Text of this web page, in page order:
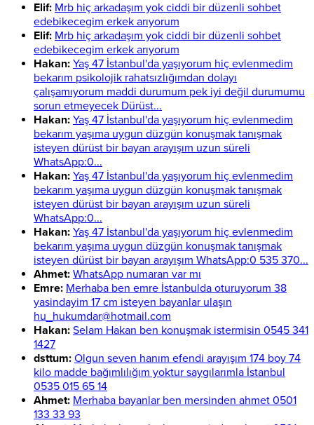
Elif: Mrb hiç arkadaşım yok ciddi bir düzenli sohbet
edebikecegim erkek arıyorum
Elif: Mrb hiç arkadaşım yok ciddi bir düzenli sohbet
edebikecegim erkek arıyorum
Hakan: Yaş 47 İstanbul'da yaşıyorum hiç evlenmedim
bekarım psikolojik rahatsızlığımdan dolayı
çalışamıyorum maddi durumum pek iyi değil durumumu
sorun etmeyecek Dürüst...
Hakan: Yaş 47 İstanbul'da yaşıyorum hiç evlenmedim
bekarım yaşıma uygun düzgün konuşmak tanışmak
isteyen dürüst bir bayan arayışım uzun süreli
WhatsApp:0...
Hakan: Yaş 47 İstanbul'da yaşıyorum hiç evlenmedim
bekarım yaşıma uygun düzgün konuşmak tanışmak
isteyen dürüst bir bayan arayışım uzun süreli
WhatsApp:0...
Hakan: Yaş 47 İstanbul'da yaşıyorum hiç evlenmedim
bekarım yaşıma uygun düzgün konuşmak tanışmak
isteyen dürüst bir bayan arayışım WhatsApp:0 535 370...
Ahmet: WhatsApp numaran var mı
Emre: Merhaba ben emre İstanbulda oturuyorum 38
yasindayim 17 cm isteyen bayanlar ulaşın
hu_hukumdar@hotmail.com
Hakan: Selam Hakan ben konuşmak istermisin 0545 341
1427
dsttum: Olgun seven hanım efendi arayışım 174 boy 74
kilo madde bağımlılığım yoktur saygılarımla İstanbul
0535 015 65 14
Ahmet: Merhaba bayanlar ben mersinden ahmet 0501
133 33 93